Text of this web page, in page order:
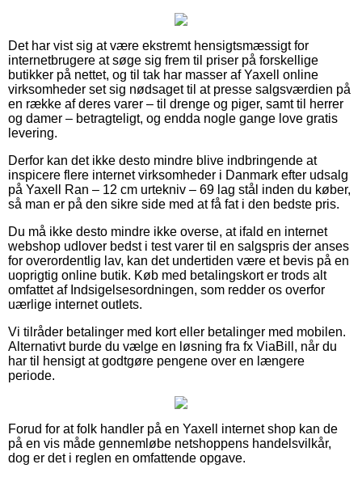
Det har vist sig at være ekstremt hensigtsmæssigt for
internetbrugere at søge sig frem til priser på forskellige
butikker på nettet, og til tak har masser af Yaxell online
virksomheder set sig nødsaget til at presse salgsværdien på
en række af deres varer – til drenge og piger, samt til herrer
og damer – betragteligt, og endda nogle gange love gratis
levering.
Derfor kan det ikke desto mindre blive indbringende at
inspicere flere internet virksomheder i Danmark efter udsalg
på Yaxell Ran – 12 cm urtekniv – 69 lag stål inden du køber,
så man er på den sikre side med at få fat i den bedste pris.
Du må ikke desto mindre ikke overse, at ifald en internet
webshop udlover bedst i test varer til en salgspris der anses
for overordentlig lav, kan det undertiden være et bevis på en
uoprigtig online butik. Køb med betalingskort er trods alt
omfattet af Indsigelsesordningen, som redder os overfor
uærlige internet outlets.
Vi tilråder betalinger med kort eller betalinger med mobilen.
Alternativt burde du vælge en løsning fra fx ViaBill, når du
har til hensigt at godtgøre pengene over en længere
periode.
Forud for at folk handler på en Yaxell internet shop kan de
på en vis måde gennemløbe netshoppens handelsvilkår,
dog er det i reglen en omfattende opgave.